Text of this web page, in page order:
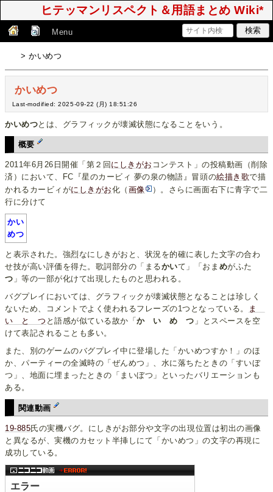
ヒテッマンリスペクト＆用語まとめ Wiki*
Menu
> かいめつ
かいめつ
Last-modified: 2025-09-22 (月) 18:51:26
かいめつとは、グラフィックが壊滅状態になることをいう。
概要
2011年6月26日開催「第２回 にしきがお コンテスト」の投稿動画（削除
済）において、FC『星のカービィ 夢の泉の物語』冒頭の絵描き歌で描
かれるカービィがにしきがお化（ 画像
）。さらに画面右下に青字で二
行に分けて
かい
めつ
と表示された。強烈なにしきがおと、状況を的確に表した文字の合わ
せ技が高い評価を得た。歌詞部分の「まるかいて」「おま めがふた
つ 」等の一部が化けて出現したものと思われる。
バグプレイにおいては、グラフィックが壊滅状態となることは珍しく
ないため、コメントでよく使われるフレーズの1つとなっている。
ま
い と つ と語感が似ている故か「か い め つ 」とスペースを空
けて表記されることも多い。
また、別のゲームのバグプレイ中に登場した「かいめつすか！」のほ
か、パーティーの全滅時の「ぜんめつ」、水に落ちたときの「すいぼ
つ」、地面に埋まったときの「まいぼつ」といったバリエーションも
ある。
関連動画
19-885氏の実機バグ。にしきがお部分や文字の出現位置は初出の画像
と異なるが、実機のカセット半挿しにて「かいめつ」の文字の再現に
成功している。